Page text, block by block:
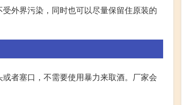
外界污染，同时也可以尽量保留住原装的
者塞口，不需要使用暴力来取酒。厂家会